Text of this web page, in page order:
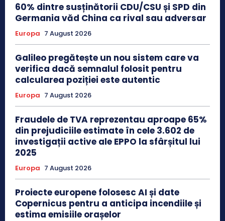
60% dintre susținătorii CDU/CSU și SPD din
Germania văd China ca rival sau adversar
Europa 7 August 2026
Galileo pregătește un nou sistem care va
verifica dacă semnalul folosit pentru
calcularea poziției este autentic
Europa 7 August 2026
Fraudele de TVA reprezentau aproape 65%
din prejudiciile estimate în cele 3.602 de
investigații active ale EPPO la sfârșitul lui
2025
Europa 7 August 2026
Proiecte europene folosesc AI și date
Copernicus pentru a anticipa incendiile și
estima emisiile orașelor